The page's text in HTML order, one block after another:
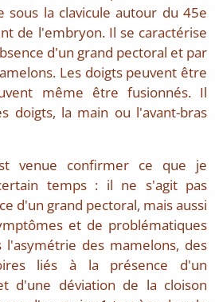
la clavicule autour du 45e
de l'embryon. Il se caractérise
d'un grand pectoral et par
Les doigts peuvent être
même être fusionnés. Il
doigts, la main ou l'avant-bras
venue confirmer ce que je
temps : il ne s'agit pas
d'un grand pectoral, mais aussi
et de problématiques
des mamelons, des
liés à la présence d'un
d'une déviation de la cloison